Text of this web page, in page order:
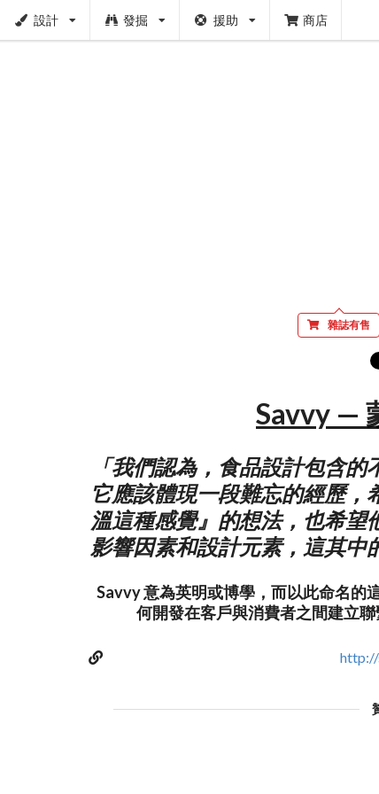
設計 發掘 援助 商店
雜誌有售
Savvy —
「我們認為，食品設計包含
它應該體現一段難忘的經歷
溫這種感覺』的想法，也希望
影響因素和設計元素，這其中
Savvy 意為英明或博學，而以此命名的
何開發在客戶與消費者之間建立